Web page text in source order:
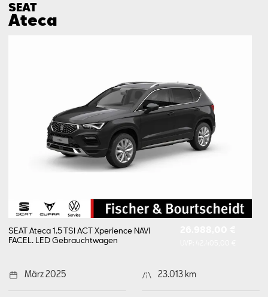
SEAT
Ateca
SEAT Ateca 1.5 TSI ACT Xperience NAVI
FACEL. LEDGebrauchtwagen
März 2025 23.013 km